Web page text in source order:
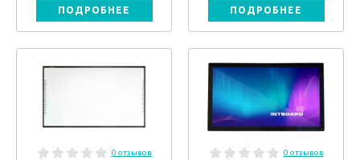
ПОДРОБНЕЕ ПОДРОБНЕЕ
0 отзывов 0 отзывов